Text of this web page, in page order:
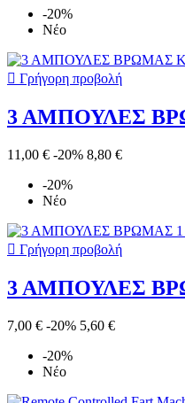
-20%
Νέο
 Γρήγορη προβολή
3 ΑΜΠΟΥΛΕΣ
11,00 € -20% 8,80 €
-20%
Νέο
 Γρήγορη προβολή
3 ΑΜΠΟΥΛΕΣ
7,00 € -20% 5,60 €
-20%
Νέο